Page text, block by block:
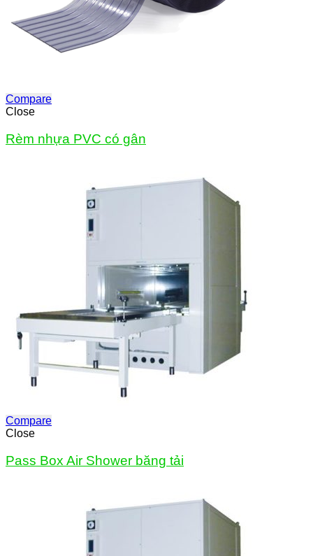
Compare
Close
Rèm nhựa PVC có gân
Compare
Close
Pass Box Air Shower băng tải